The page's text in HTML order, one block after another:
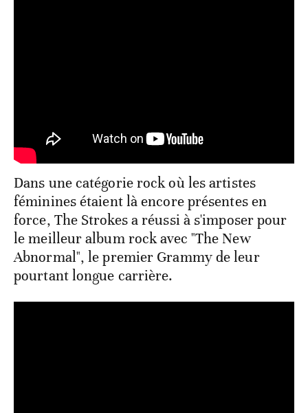
Dans une catégorie rock où les artistes
féminines étaient là encore présentes en
force, The Strokes a réussi à s'imposer pour
le meilleur album rock avec "The New
Abnormal", le premier Grammy de leur
pourtant longue carrière.